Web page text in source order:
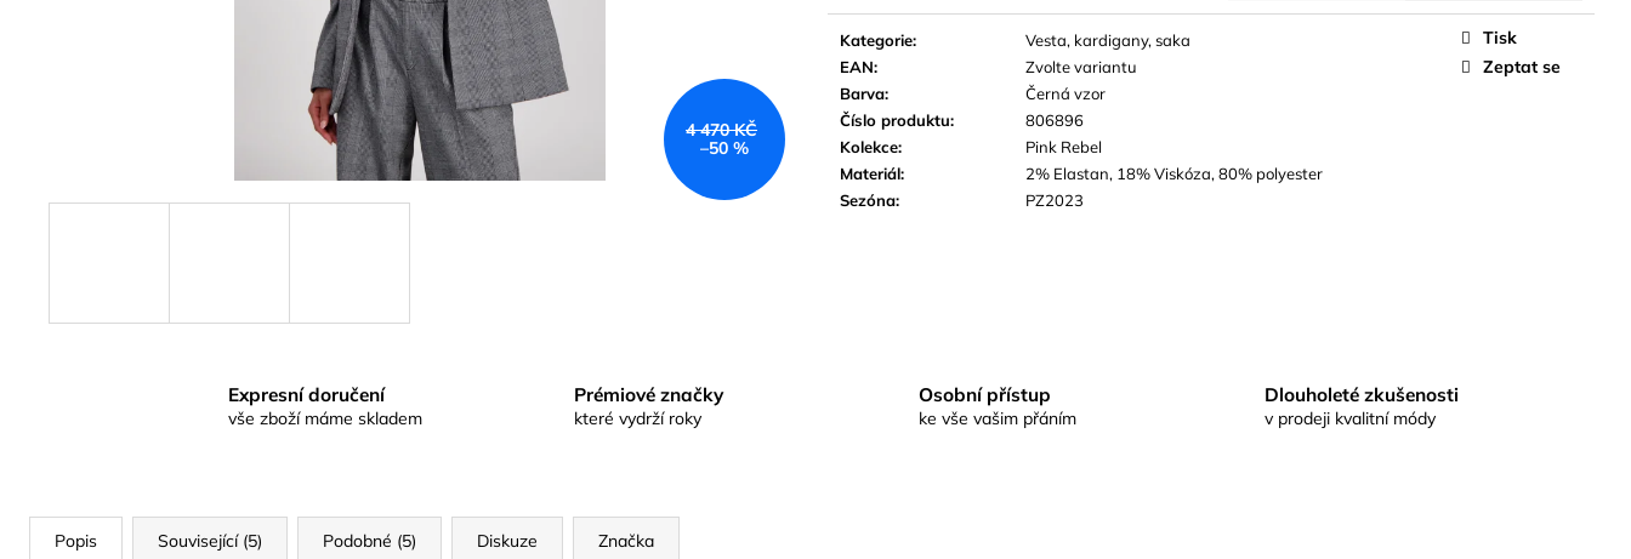
Měrná
cena:
Kategorie:
Vesta, kardigany, saka
EAN:
Zvolte variantu
Barva:
Černá vzor
Číslo produktu:
806896
Kolekce:
Pink Rebel
Materiál:
2% Elastan, 18% Viskóza, 80% polyester
Sezóna: PZ2023
Tisk
Zeptat se
4 470 KČ
–50 %
Expresní doručení
vše zboží máme skladem
Prémiové značky
které vydrží roky
Osobní přístup
ke vše vašim přáním
Dlouholeté zkušenosti
v prodeji kvalitní módy
Popis Související (5) Podobné (5) Diskuze Značka